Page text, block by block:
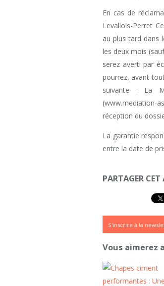
En cas de
Levallois-Perret
au plus tard dans
les deux mois
serez averti par
pourrez, avant
suivante : La
(www.mediation-
réception du
La garantie
entre la date de
PARTAGER CET
S'inscrire à la
Vous aimerez